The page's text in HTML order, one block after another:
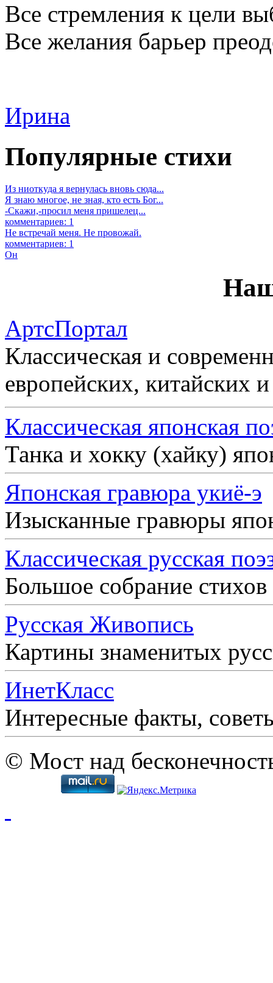
Все стремления к цели
Все желания барьер
Ирина
Популярные стихи
Из ниоткуда я вернулась вновь сюда...
Я знаю многое, не зная, кто есть Бог...
-Скажи,-просил меня пришелец...
комментариев: 1
Не встречай меня. Не провожай.
комментариев: 1
Он
АртсПортал
Классическая и
европейских, китайских
Классическая японская
Танка и хокку (хайку)
Японская гравюра укиё-э
Изысканные гравюры
Классическая русская
Большое собрание
Русская Живопись
Картины знаменитых
ИнетКласс
Интересные факты,
© Мост над